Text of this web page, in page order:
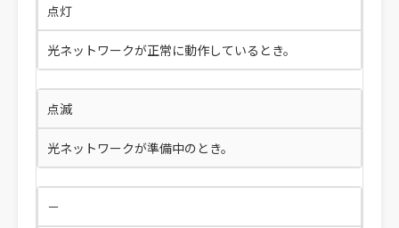
点灯
光ネットワークが正常に動作しているとき。
点滅
光ネットワークが準備中のとき。
－